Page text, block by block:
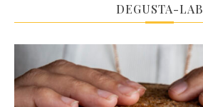
DEGUSTA-LAB